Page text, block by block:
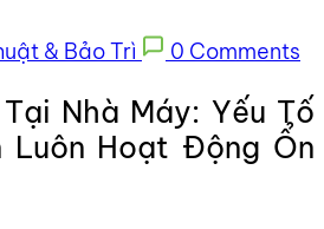
& Bảo Trì
0 Comments
Nhà Máy: Yếu Tố
Luôn Hoạt Động Ổn